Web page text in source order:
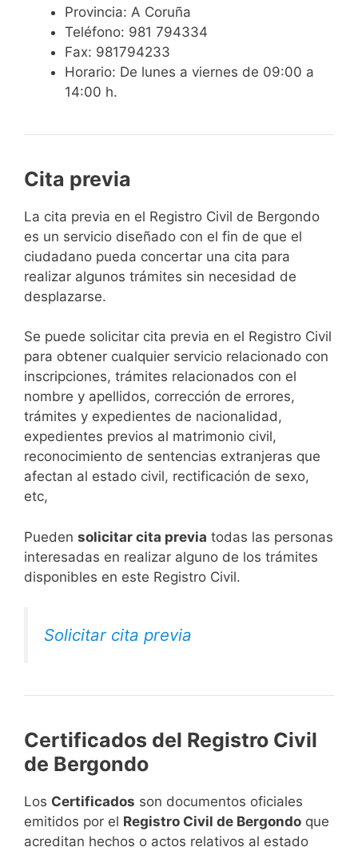
Provincia: A Coruña
Teléfono: 981 794334
Fax: 981794233
Horario: De lunes a viernes de 09:00 a
14:00 h.
Cita previa
​​​​​​​​​​​​​​​​​​​​​​​​​​​​La cita previa en el Registro Civil de Bergondo
es un servicio diseñado con el fin de que el
ciudadano pueda concertar una cita para
realizar algunos trámites sin necesidad de
desplazarse.​
Se puede solicitar cita previa en el Registro Civil
para obtener cualquier servicio relacionado con
inscripciones, trámites relacionados con el
nombre y apellidos, corrección de errores,
trámites y expedientes de nacionalidad,
expedientes previos al matrimonio civil,
reconocimiento de sentencias extranjeras que
afectan al estado civil, rectificación de sexo,
etc,
​Pueden solicitar cita previa todas las personas
interesadas en realizar alguno de los trámites
disponibles en este Registro Civil.​
Solicitar cita previa
Certificados del Registro Civil
de Bergondo
Los Certificados son documentos oficiales
emitidos por el Registro Civil de Bergondo que
acreditan hechos o actos relativos al estado